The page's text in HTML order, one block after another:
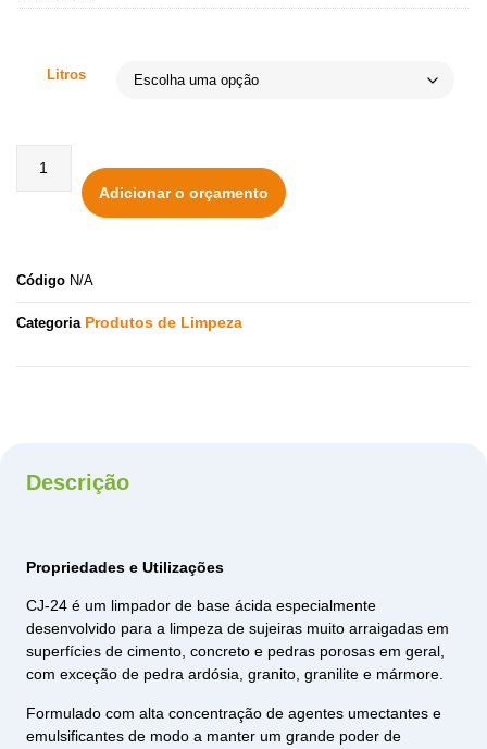
Litros
Adicionar o orçamento
Código N/A
Categoria Produtos de Limpeza
Descrição
Propriedades e Utilizações
CJ-24 é um limpador de base ácida especialmente
desenvolvido para a limpeza de sujeiras muito arraigadas em
superfícies de cimento, concreto e pedras porosas em geral,
com exceção de pedra ardósia, granito, granilite e mármore.
Formulado com alta concentração de agentes umectantes e
emulsificantes de modo a manter um grande poder de